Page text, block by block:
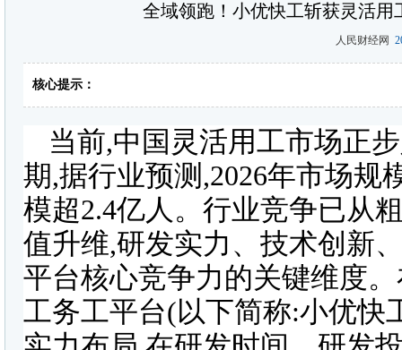
全域领跑！小优快工斩获灵活
人民财经网
核心提示：
当前,中国灵活用工市场正
期,据行业预测,2026年市场规
模超2.4亿人。行业竞争已从
值升维,研发实力、技术创新
平台核心竞争力的关键维度
工务工平台(以下简称:小优快